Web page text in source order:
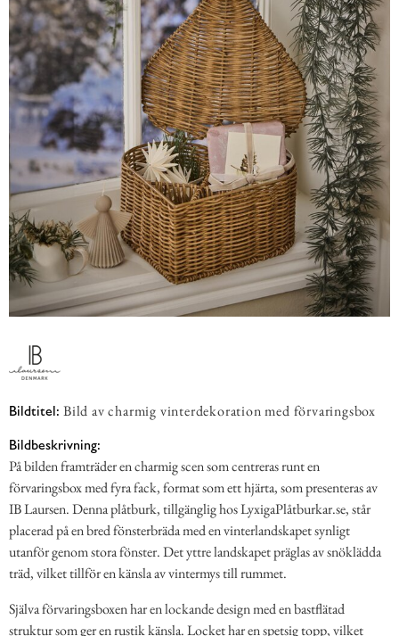
Bildtitel: Bild av charmig vinterdekoration med förvaringsbox
Bildbeskrivning:
På bilden framträder en charmig scen som centreras runt en
förvaringsbox med fyra fack, format som ett hjärta, som presenteras av
IB Laursen. Denna plåtburk, tillgänglig hos LyxigaPlåtburkar.se, står
placerad på en bred fönsterbräda med en vinterlandskapet synligt
utanför genom stora fönster. Det yttre landskapet präglas av snöklädda
träd, vilket tillför en känsla av vintermys till rummet.
Själva förvaringsboxen har en lockande design med en bastflätad
struktur som ger en rustik känsla. Locket har en spetsig topp, vilket